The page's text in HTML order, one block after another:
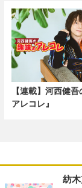
【連載】河西健
アレコレ』
紡